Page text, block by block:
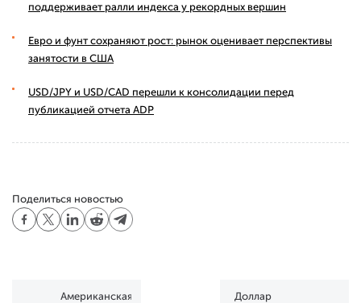
поддерживает ралли индекса у рекордных вершин
Евро и фунт сохраняют рост: рынок оценивает перспективы
занятости в США
USD/JPY и USD/CAD перешли к консолидации перед
публикацией отчета ADP
Поделиться новостью
Американская
Доллар